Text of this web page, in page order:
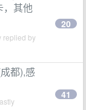
，其他
replied by
20
都),感
41